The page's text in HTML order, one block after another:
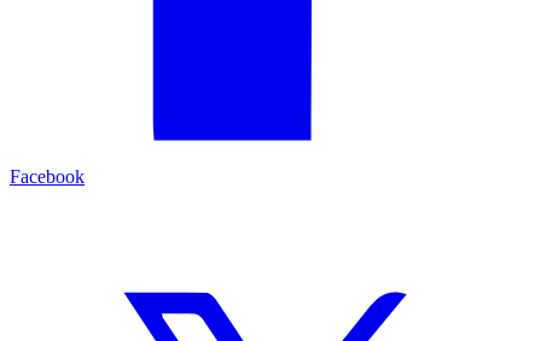
Facebook